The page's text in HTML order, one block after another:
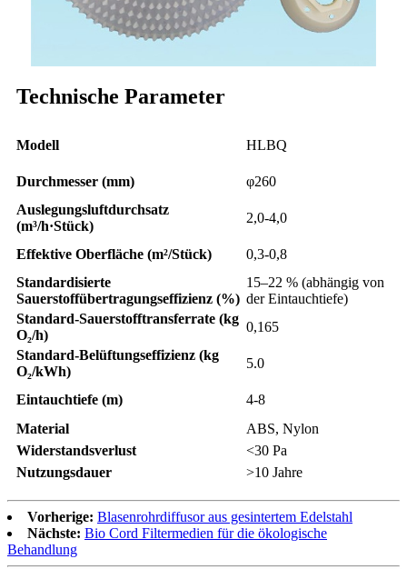
Technische Parameter
Modell HLBQ
Durchmesser (mm)
φ260
Auslegungsluftdurchsatz
(m³/h·Stück)
2,0-4,0
Effektive Oberfläche (m²/Stück)
0,3-0,8
Standardisierte
Sauerstoffübertragungseffizienz (%)
15–22 % (abhängig von
der Eintauchtiefe)
Standard-Sauerstofftransferrate (kg
O₂/h)
0,165
Standard-Belüftungseffizienz (kg
O₂/kWh)
5.0
Eintauchtiefe (m)
4-8
Material
ABS, Nylon
Widerstandsverlust
<30 Pa
Nutzungsdauer
>10 Jahre
Vorherige: Blasenrohrdiffusor aus gesintertem Edelstahl
Nächste: Bio Cord Filtermedien für die ökologische
Behandlung